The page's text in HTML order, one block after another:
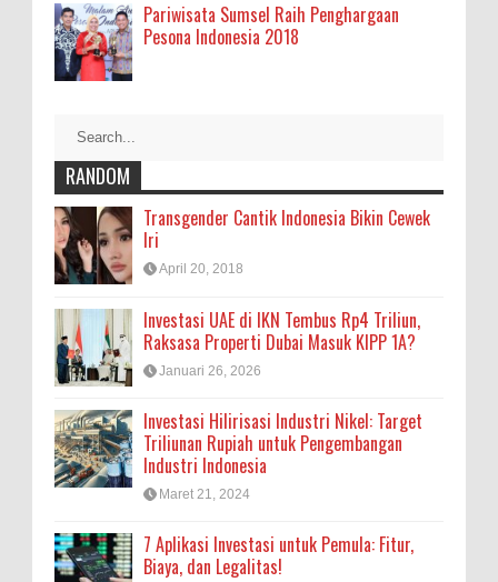
Pariwisata Sumsel Raih Penghargaan
Pesona Indonesia 2018
RANDOM
Transgender Cantik Indonesia Bikin Cewek
Iri
April 20, 2018
Investasi UAE di IKN Tembus Rp4 Triliun,
Raksasa Properti Dubai Masuk KIPP 1A?
Januari 26, 2026
Investasi Hilirisasi Industri Nikel: Target
Triliunan Rupiah untuk Pengembangan
Industri Indonesia
Maret 21, 2024
7 Aplikasi Investasi untuk Pemula: Fitur,
Biaya, dan Legalitas!